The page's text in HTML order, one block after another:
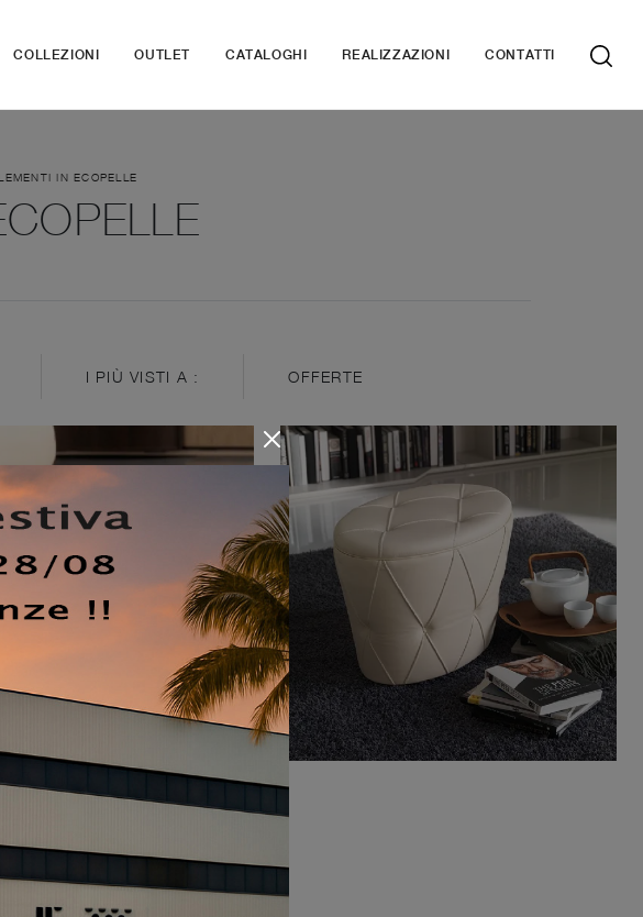
COLLEZIONI OUTLET CATALOGHI REALIZZAZIONI CONTATTI
IN ECOPELLE
I PIÙ VISTI A : OFFERTE